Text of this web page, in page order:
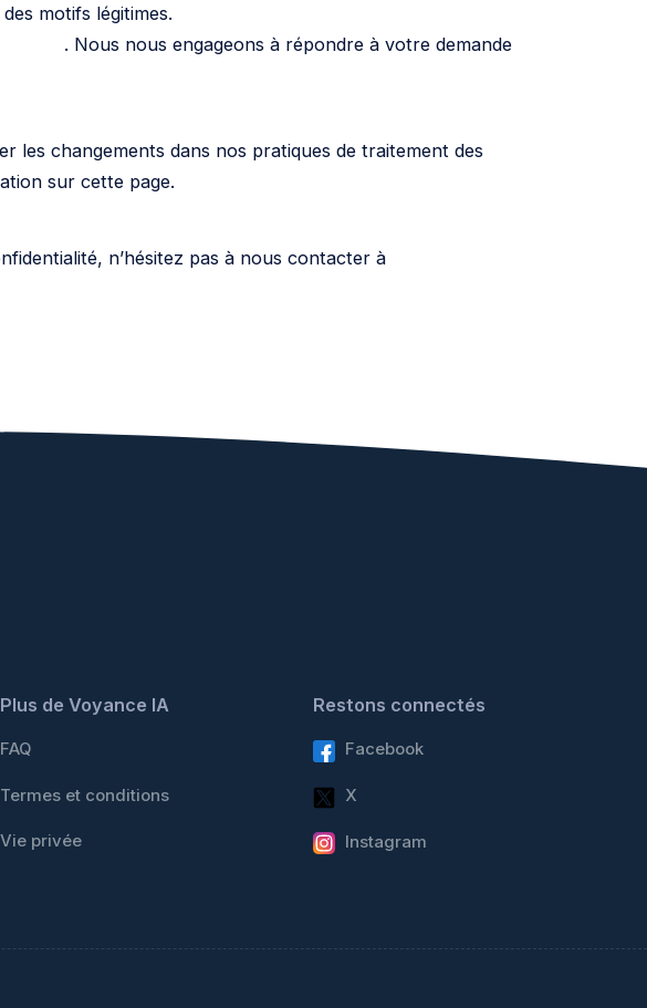
motifs légitimes.
. Nous nous engageons à répondre à votre demande
les changements dans nos pratiques de traitement des
sur cette page.
n’hésitez pas à nous contacter à
Plus de Voyance IA
FAQ
Termes et conditions
Vie privée
Restons connectés
Facebook
X
Instagram